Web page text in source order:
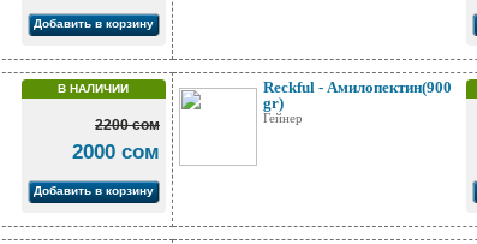
Добавить в корзину
В НАЛИЧИИ
2200 сом
2000 сом
Добавить в корзину
Reckful - Амилопектин(900
gr)
Гейнер